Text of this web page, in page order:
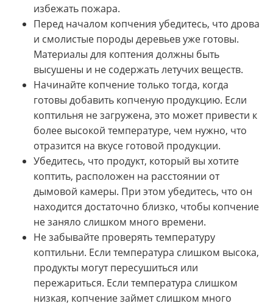
избежать пожара.
Перед началом копчения убедитесь, что дрова
и смолистые породы деревьев уже готовы.
Материалы для коптения должны быть
высушены и не содержать летучих веществ.
Начинайте копчение только тогда, когда
готовы добавить копченую продукцию. Если
коптильня не загружена, это может привести к
более высокой температуре, чем нужно, что
отразится на вкусе готовой продукции.
Убедитесь, что продукт, который вы хотите
коптить, расположен на расстоянии от
дымовой камеры. При этом убедитесь, что он
находится достаточно близко, чтобы копчение
не заняло слишком много времени.
Не забывайте проверять температуру
коптильни. Если температура слишком высока,
продукты могут пересушиться или
пережариться. Если температура слишком
низкая, копчение займет слишком много